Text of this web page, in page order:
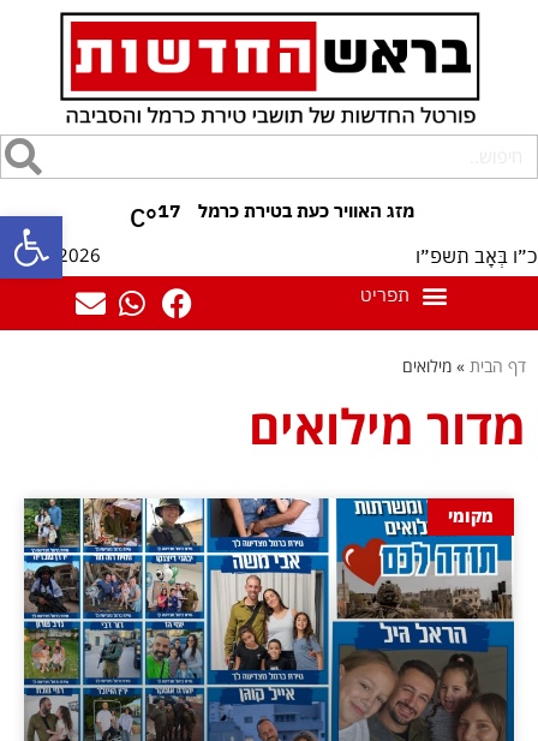
פתח 17
°C
כ״ו בְּאָב תשפ״ו 09/08/2026
דף הבית » מילואים
מדור מילואים
מקומי